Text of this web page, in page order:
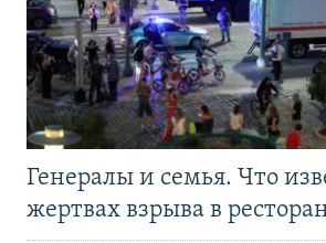
Генералы и семья. Что
жертвах взрыва в